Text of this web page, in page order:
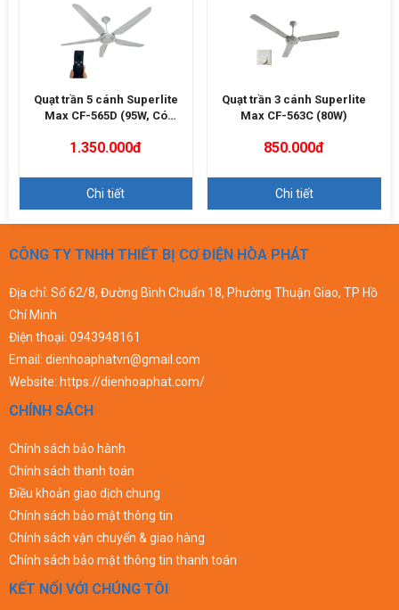
Quạt trần 5 cánh Superlite
Max CF-565D (95W, Có
1.350.000đ
Chi tiết
Quạt trần 3 cánh Superlite
Max CF-563C (80W)
850.000đ
Chi tiết
CÔNG TY TNHH THIẾT BỊ CƠ ĐIỆN HÒA PHÁT
Địa chỉ: Số 62/8, Đường Bình Chuẩn 18, Phường Thuận Giao, TP Hồ
Chí Minh
Điện thoại: 0943948161
Email: dienhoaphatvn@gmail.com
Website: https://dienhoaphat.com/
CHÍNH SÁCH
Chính sách bảo hành
Chính sách thanh toán
Điều khoản giao dịch chung
Chính sách bảo mật thông tin
Chính sách vận chuyển & giao hàng
Chính sách bảo mật thông tin thanh toán
KẾT NỐI VỚI CHÚNG TÔI